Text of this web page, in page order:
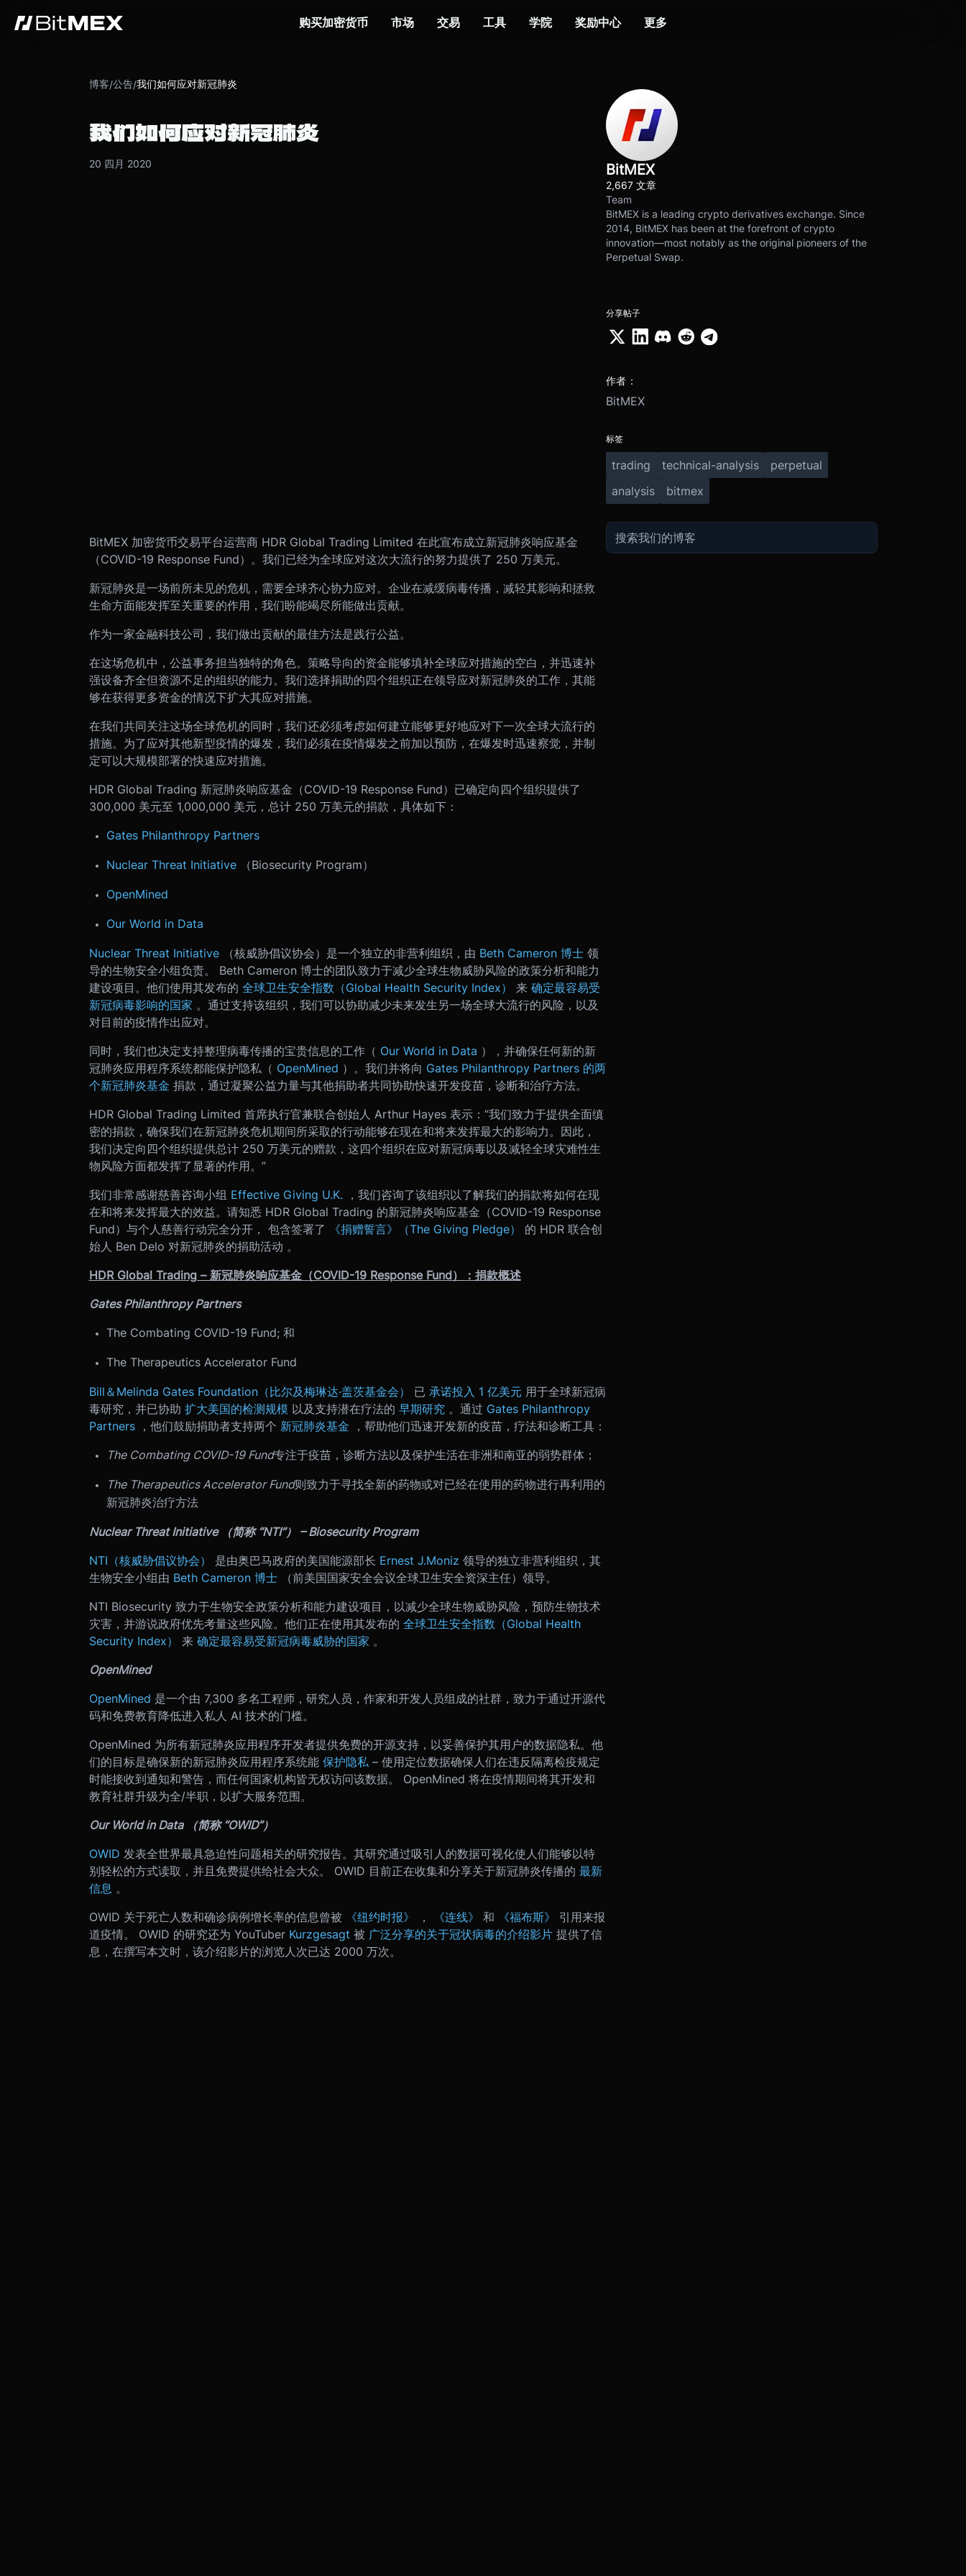
购买加密货币 市场 交易 工具 学院 奖励中心 更多
博客/公告/我们如何应对新冠肺炎
我们如何应对新冠肺炎
20 四月 2020
BitMEX 加密货币交易平台运营商 HDR Global Trading Limited 在此宣布成立新冠肺炎响应基金
（COVID-19 Response Fund）。我们已经为全球应对这次大流行的努力提供了 250 万美元。
新冠肺炎是一场前所未见的危机，需要全球齐心协力应对。企业在减缓病毒传播，减轻其影响和拯救
生命方面能发挥至关重要的作用，我们盼能竭尽所能做出贡献。
作为一家金融科技公司，我们做出贡献的最佳方法是践行公益。
在这场危机中，公益事务担当独特的角色。策略导向的资金能够填补全球应对措施的空白，并迅速补
强设备齐全但资源不足的组织的能力。我们选择捐助的四个组织正在领导应对新冠肺炎的工作，其能
够在获得更多资金的情况下扩大其应对措施。
在我们共同关注这场全球危机的同时，我们还必须考虑如何建立能够更好地应对下一次全球大流行的
措施。为了应对其他新型疫情的爆发，我们必须在疫情爆发之前加以预防，在爆发时迅速察觉，并制
定可以大规模部署的快速应对措施。
HDR Global Trading 新冠肺炎响应基金（COVID-19 Response Fund）已确定向四个组织提供了
300,000 美元至 1,000,000 美元，总计 250 万美元的捐款，具体如下：
Gates Philanthropy Partners
Nuclear Threat Initiative （Biosecurity Program）
OpenMined
Our World in Data
Nuclear Threat Initiative （核威胁倡议协会）是一个独立的非营利组织，由 Beth Cameron 博士 领
导的生物安全小组负责。 Beth Cameron 博士的团队致力于减少全球生物威胁风险的政策分析和能力
建设项目。他们使用其发布的 全球卫生安全指数（Global Health Security Index） 来 确定最容易受
新冠病毒影响的国家 。通过支持该组织，我们可以协助减少未来发生另一场全球大流行的风险，以及
对目前的疫情作出应对。
同时，我们也决定支持整理病毒传播的宝贵信息的工作（ Our World in Data ），并确保任何新的新
冠肺炎应用程序系统都能保护隐私（ OpenMined ）。我们并将向 Gates Philanthropy Partners 的两
个新冠肺炎基金 捐款，通过凝聚公益力量与其他捐助者共同协助快速开发疫苗，诊断和治疗方法。
HDR Global Trading Limited 首席执行官兼联合创始人 Arthur Hayes 表示：“我们致力于提供全面缜
密的捐款，确保我们在新冠肺炎危机期间所采取的行动能够在现在和将来发挥最大的影响力。因此，
我们决定向四个组织提供总计 250 万美元的赠款，这四个组织在应对新冠病毒以及减轻全球灾难性生
物风险方面都发挥了显著的作用。”
我们非常感谢慈善咨询小组 Effective Giving U.K.
，我们咨询了该组织以了解我们的捐款将如何在现
在和将来发挥最大的效益。请知悉 HDR Global Trading 的新冠肺炎响应基金（COVID-19 Response
Fund）与个人慈善行动完全分开， 包含签署了
《捐赠誓言》（The Giving Pledge）
的 HDR 联合创
始人 Ben Delo 对新冠肺炎的捐助活动 。
HDR Global Trading – 新冠肺炎响应基金（COVID-19 Response Fund）：捐款概述
Gates Philanthropy Partners
The Combating COVID-19 Fund; 和
The Therapeutics Accelerator Fund
Bill＆Melinda Gates Foundation（比尔及梅琳达·盖茨基金会） 已 承诺投入 1 亿美元 用于全球新冠病
毒研究，并已协助 扩大美国的检测规模 以及支持潜在疗法的 早期研究 。通过 Gates Philanthropy
Partners
，他们鼓励捐助者支持两个 新冠肺炎基金
，帮助他们迅速开发新的疫苗，疗法和诊断工具：
The Combating COVID-19 Fund专注于疫苗，诊断方法以及保护生活在非洲和南亚的弱势群体；
The Therapeutics Accelerator Fund则致力于寻找全新的药物或对已经在使用的药物进行再利用的
新冠肺炎治疗方法
Nuclear Threat Initiative （简称 “NTI”） – Biosecurity Program
NTI（核威胁倡议协会）
是由奥巴马政府的美国能源部长 Ernest J.Moniz 领导的独立非营利组织，其
生物安全小组由 Beth Cameron 博士
（前美国国家安全会议全球卫生安全资深主任）领导。
NTI Biosecurity 致力于生物安全政策分析和能力建设项目，以减少全球生物威胁风险，预防生物技术
灾害，并游说政府优先考量这些风险。他们正在使用其发布的 全球卫生安全指数（Global Health
Security Index）
来 确定最容易受新冠病毒威胁的国家 。
OpenMined
OpenMined 是一个由 7,300 多名工程师，研究人员，作家和开发人员组成的社群，致力于通过开源代
码和免费教育降低进入私人 AI 技术的门槛。
OpenMined 为所有新冠肺炎应用程序开发者提供免费的开源支持，以妥善保护其用户的数据隐私。他
们的目标是确保新的新冠肺炎应用程序系统能 保护隐私 – 使用定位数据确保人们在违反隔离检疫规定
时能接收到通知和警告，而任何国家机构皆无权访问该数据。 OpenMined 将在疫情期间将其开发和
教育社群升级为全/半职，以扩大服务范围。
Our World in Data （简称 “OWID”）
OWID 发表全世界最具急迫性问题相关的研究报告。其研究通过吸引人的数据可视化使人们能够以特
别轻松的方式读取，并且免费提供给社会大众。 OWID 目前正在收集和分享关于新冠肺炎传播的 最新
信息 。
OWID 关于死亡人数和确诊病例增长率的信息曾被
《纽约时报》 ， 《连线》 和 《福布斯》
引用来报
道疫情。 OWID 的研究还为 YouTuber Kurzgesagt 被 广泛分享的关于冠状病毒的介绍影片 提供了信
息，在撰写本文时，该介绍影片的浏览人次已达 2000 万次。
BitMEX
2,667 文章
Team
BitMEX is a leading crypto derivatives exchange. Since
2014, BitMEX has been at the forefront of crypto
innovation—most notably as the original pioneers of the
Perpetual Swap.
分享帖子
作者：
BitMEX
标签
trading technical-analysis
perpetual
analysis
bitmex